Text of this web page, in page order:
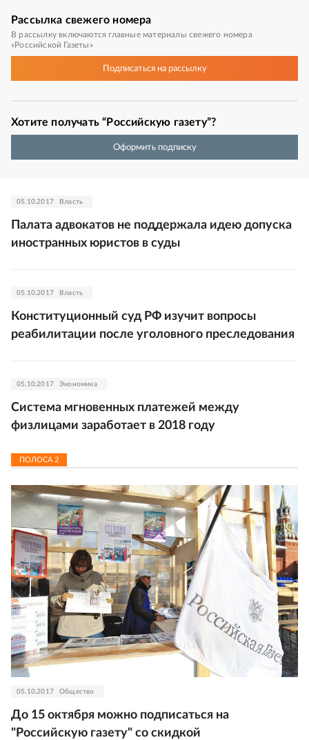
Рассылка свежего номера
В рассылку включаются главные материалы свежего номера
«Российской Газеты»
Подписатьсяна рассылку
Хотите получать “Российскую газету”?
Оформить подписку
05.10.2017 Власть
Палата адвокатов не поддержала идею допуска
иностранных юристов в суды
05.10.2017 Власть
Конституционный суд РФ изучит вопросы
реабилитации после уголовного преследования
05.10.2017 Экономика
Система мгновенных платежей между
физлицами заработает в 2018 году
ПОЛОСА2
05.10.2017 Общество
До 15 октября можно подписаться на
"Российскую газету" со скидкой